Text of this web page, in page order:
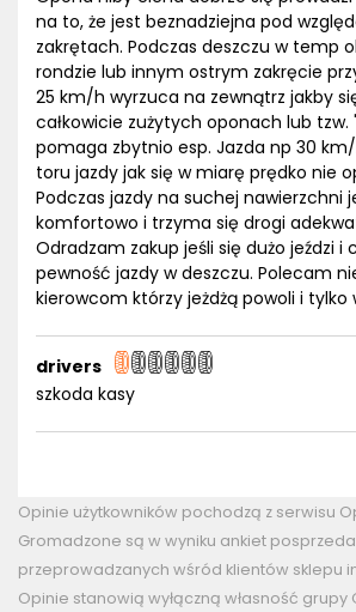
na to, że jest beznadziejna pod
zakrętach. Podczas deszczu w temp
rondzie lub innym ostrym zakręcie
25 km/h wyrzuca na zewnątrz jakby
całkowicie zużytych oponach lub tzw.
pomaga zbytnio esp. Jazda np 30
toru jazdy jak się w miarę prędko nie
Podczas jazdy na suchej nawierzchni
komfortowo i trzyma się drogi
Odradzam zakup jeśli się dużo jeździ i
pewność jazdy w deszczu. Polecam
kierowcom którzy jeżdżą powoli i tylko
drivers
szkoda kasy
Opinie użytkowników pochodzą z serwisu
Gromadzone są w wyniku ankiet
przeprowadzanych wśród klientów sklepu
Opinie stanowią wyłączną własność grupy